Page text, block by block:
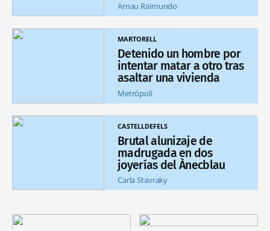
Arnau Raimundo
MARTORELL
Detenido un hombre por
intentar matar a otro tras
asaltar una vivienda
Metrópoli
CASTELLDEFELS
Brutal alunizaje de
madrugada en dos
joyerías del Ànecblau
Carla Stavraky